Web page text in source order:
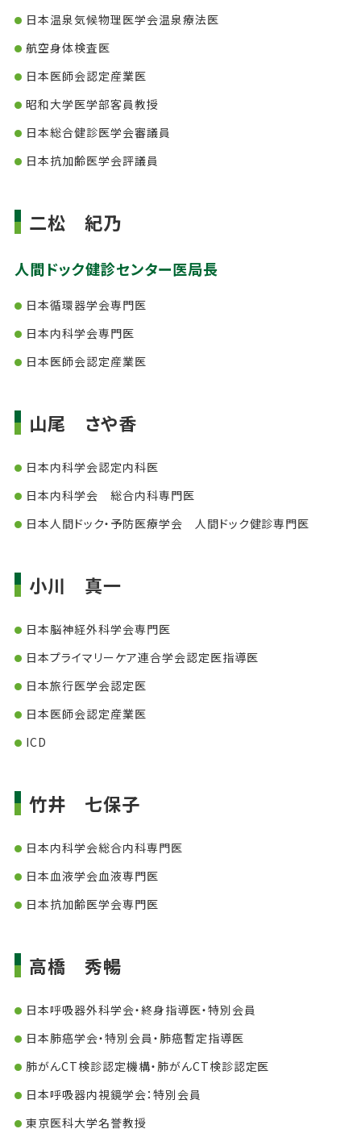
日本温泉気候物理医学会温泉療法医
航空身体検査医
日本医師会認定産業医
昭和大学医学部客員教授
日本総合健診医学会審議員
日本抗加齢医学会評議員
二松 紀乃
人間ドック健診センター医局長
日本循環器学会専門医
日本内科学会専門医
日本医師会認定産業医
山尾 さや香
日本内科学会認定内科医
日本内科学会 総合内科専門医
日本人間ドック・予防医療学会 人間ドック健診専門医
小川 真一
日本脳神経外科学会専門医
日本プライマリーケア連合学会認定医指導医
日本旅行医学会認定医
日本医師会認定産業医
ICD
竹井 七保子
日本内科学会総合内科専門医
日本血液学会血液専門医
日本抗加齢医学会専門医
高橋 秀暢
日本呼吸器外科学会・終身指導医・特別会員
日本肺癌学会・特別会員・肺癌暫定指導医
肺がんCT検診認定機構・肺がんCT検診認定医
日本呼吸器内視鏡学会：特別会員
東京医科大学名誉教授